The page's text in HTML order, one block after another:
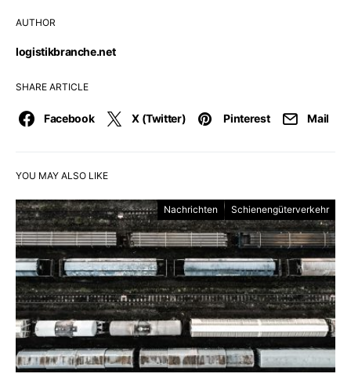
AUTHOR
logistikbranche.net
SHARE ARTICLE
Facebook X (Twitter) Pinterest Mail
YOU MAY ALSO LIKE
Nachrichten Schienengüterverkehr